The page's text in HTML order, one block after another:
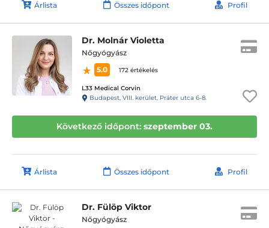
Árlista Összes időpont Profil
Dr. Molnár Violetta
Nőgyógyász
5.0
172 értékelés
L33 Medical Corvin
Budapest, VIII. kerület, Práter utca 6-8.
Következő időpont: szeptember 03.
Árlista Összes időpont Profil
Dr. Fülöp Viktor
Nőgyógyász